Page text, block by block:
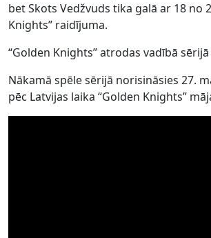
bet Skots Vedžvuds tika galā ar 18 no
Knights” raidījuma.
“Golden Knights” atrodas vadībā
Nākamā spēle sērijā norisināsies 27.
pēc Latvijas laika “Golden Knights”